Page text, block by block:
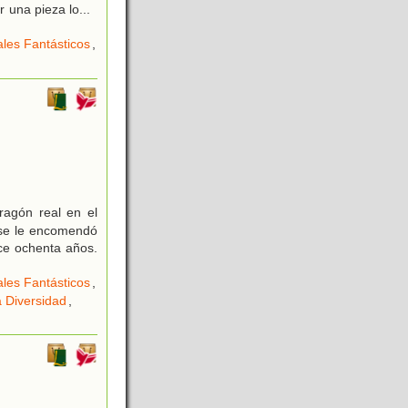
una pieza lo...
Fantásticos,
real en el
le encomendó
ochenta años.
Fantásticos,
Diversidad ,